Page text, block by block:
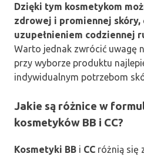
Dzięki tym kosmetykom
zdrowej i promiennej skóry,
uzupełnieniem codziennej
Warto jednak zwrócić uwagę
przy wyborze produktu
indywidualnym potrzebom
Jakie są różnice w
kosmetyków BB i CC?
Kosmetyki BB i CC różnią się